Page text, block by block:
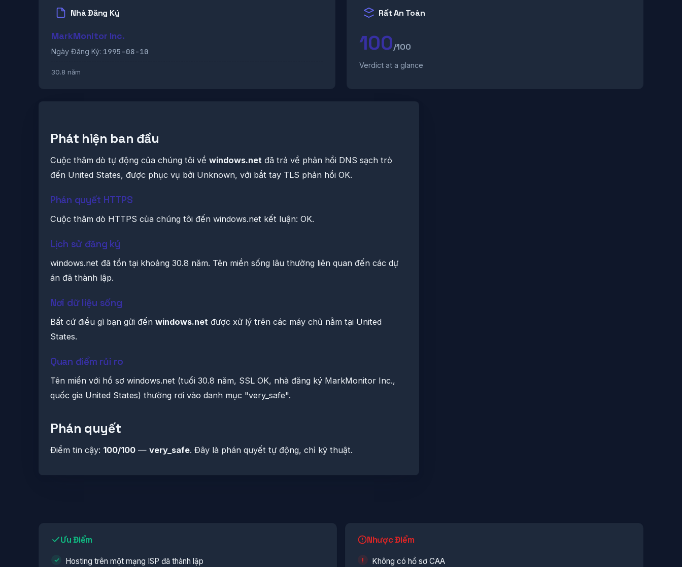
Nhà Đăng Ký
MarkMonitor Inc.
Ngày Đăng Ký: 1995-08-10
30.8 năm
Rất An Toàn
100/100
Verdict at a glance
Phát hiện ban đầu
Cuộc thăm dò tự động của chúng tôi về windows.net đã trả về phản hồi DNS sạch trỏ
đến United States, được phục vụ bởi Unknown, với bắt tay TLS phản hồi OK.
Phán quyết HTTPS
Cuộc thăm dò HTTPS của chúng tôi đến windows.net kết luận: OK.
Lịch sử đăng ký
windows.net đã tồn tại khoảng 30.8 năm. Tên miền sống lâu thường liên quan đến các dự
án đã thành lập.
Nơi dữ liệu sống
Bất cứ điều gì bạn gửi đến windows.net được xử lý trên các máy chủ nằm tại United
States.
Quan điểm rủi ro
Tên miền với hồ sơ windows.net (tuổi 30.8 năm, SSL OK, nhà đăng ký MarkMonitor Inc.,
quốc gia United States) thường rơi vào danh mục "very_safe".
Phán quyết
Điểm tin cậy: 100/100 — very_safe. Đây là phán quyết tự động, chỉ kỹ thuật.
Ưu Điểm
Hosting trên một mạng ISP đã thành lập
Nhược Điểm
Không có hồ sơ CAA